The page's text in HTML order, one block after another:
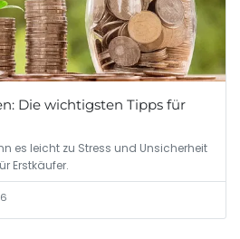
Die wichtigsten Tipps für
es leicht zu Stress und Unsicherheit
Erstkäufer.